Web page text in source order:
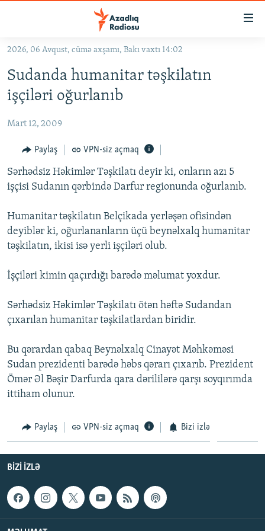
Əsas
qayıt
Əsas
naviqasiyaya
qayıt
KORRUPSIOMETR
#ƏSLINDƏ
FƏRQƏ BAX
QANUNI DOĞRU
ARAŞDIRMA
MULTIMEDIA
VIDEO
İNFOQRAFIKA
KARIKATURA
RADIO ARXIV
AZƏRBAYCAN ƏDƏBIYYATI KITABXANASI
İSLAM VƏ DEMOKRATIYA
İZ - MƏDƏNIYYƏT PROQRAMI
HAQQIMIZDA
MISSIYAMIZ
PEŞƏ ETIKASI VƏ JURNALISTIKA STANDARTLARIMIZ
MATERIALLARIMIZDAN ISTIFADƏ
BIZIMLƏ ƏLAQƏ
XƏBƏR BÜLLETENLƏRIMIZ
RFE/RL-in bütün saytları
2026, 06 Avqust, cümə axşamı, Bakı vaxtı 14:02
Sudanda humanitar təşkilatın
işçiləri oğurlanıb
Mart 12, 2009
Paylaş VPN-siz açmaq
Sərhədsiz Həkimlər Təşkilatı deyir ki, onların azı 5
işçisi Sudanın qərbində Darfur regionunda oğurlanıb.
Humanitar təşkilatın Belçikada yerləşən ofisindən
deyiblər ki, oğurlananların üçü beynəlxalq humanitar
təşkilatın, ikisi isə yerli işçiləri olub.
İşçiləri kimin qaçırdığı barədə məlumat yoxdur.
Sərhədsiz Həkimlər Təşkilatı ötən həftə Sudandan
çıxarılan humanitar təşkilatlardan biridir.
Bu qərardan qabaq Beynəlxalq Cinayət Məhkəməsi
Sudan prezidenti barədə həbs qərarı çıxarıb. Prezident
Ömər Əl Bəşir Darfurda qara dərililərə qarşı soyqırımda
ittiham olunur.
Paylaş VPN-siz açmaq Bizi izlə
BIZI IZLƏ